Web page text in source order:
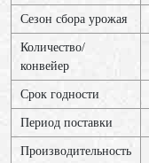
Сезон сбора урожая
Количество/
конвейер
Срок годности
Период поставки
Производительность